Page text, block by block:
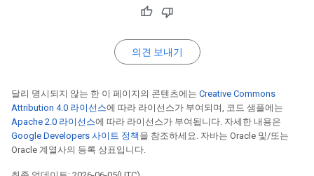
의견 보내기
달리 명시되지 않는 한 이 페이지의 콘텐츠에는 Creative Commons
Attribution 4.0 라이선스에 따라 라이선스가 부여되며, 코드 샘플에는
Apache 2.0 라이선스에 따라 라이선스가 부여됩니다. 자세한 내용은
Google Developers 사이트 정책 을 참조하세요. 자바는 Oracle 및/또는
Oracle 계열사의 등록 상표입니다.